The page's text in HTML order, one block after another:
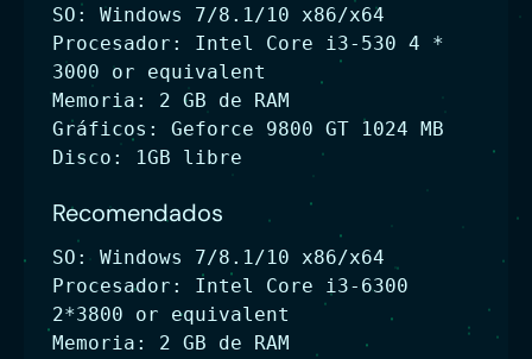
SO: Windows 7/8.1/10 x86/x64
Procesador: Intel Core i3-530 4 *
3000 or equivalent
Memoria: 2 GB de RAM
Gráficos: Geforce 9800 GT 1024 MB
Disco: 1GB libre
Recomendados
SO: Windows 7/8.1/10 x86/x64
Procesador: Intel Core i3-6300
2*3800 or equivalent
Memoria: 2 GB de RAM